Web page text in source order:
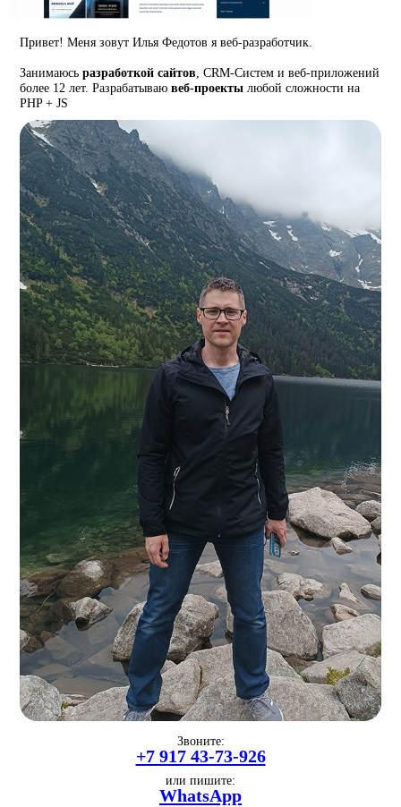
Привет! Меня зовут Илья Федотов я веб-разработчик.
Занимаюсьразработкой сайтов , CRM-Систем и веб-приложений
более 12 лет. Разрабатываювеб-проекты любой сложности на
PHP + JS
Звоните:
+7 917 43-73-926
или пишите:
WhatsApp